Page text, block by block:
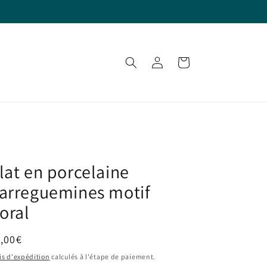
Connexion Panier
en porcelaine
motif
d'expédition calculés à l'étape de paiement.